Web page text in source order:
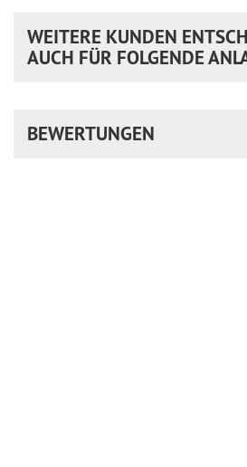
WEITERE KUNDEN
AUCH FÜR FOLGENDE
BEWERTUNGEN